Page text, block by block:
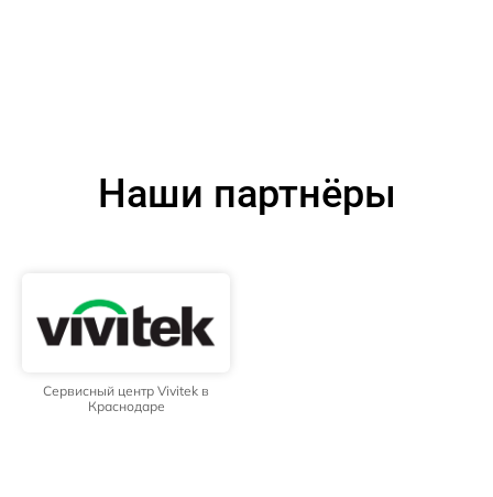
Наши партнёры
Сервисный центр Vivitek в
Краснодаре